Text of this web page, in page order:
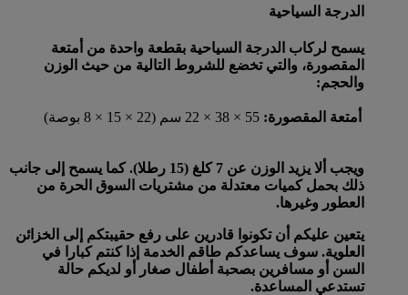
الدرجة السياحية
يسمح لركاب الدرجة السياحية بقطعة واحدة من أمتعة
المقصورة، والتي تخضع للشروط التالية من حيث الوزن
والحجم:
أمتعة المقصورة: 55 × 38 × 22 سم (22 × 15 × 8 بوصة)
ويجب ألا يزيد الوزن عن 7 كلغ (15 رطلا). كما يسمح إلى جانب
ذلك بحمل كميات معتدلة من مشتريات السوق الحرة من
العطور وغيرها.
يتعين عليكم أن تكونوا قادرين على رفع حقيبتكم إلى الخزائن
العلوية. سوف يساعدكم طاقم الخدمة إذا كنتم كبارا في
السن أو مسافرين بصحبة أطفال صغار أو لديكم حالة
تستدعي المساعدة.